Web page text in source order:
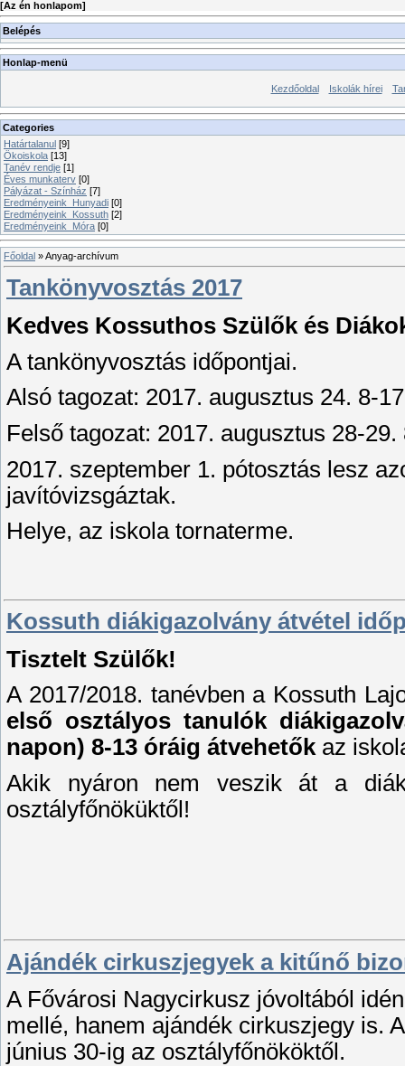
[Az én honlapom]
Belépés
Honlap-menü
Kezdőoldal Iskolák hírei
Categories
Határtalanul [9]
Ökoiskola [13]
Tanév rendje [1]
Éves munkaterv [0]
Pályázat - Színház [7]
Eredményeink_Hunyadi [0]
Eredményeink_Kossuth [2]
Eredményeink_Móra [0]
Főoldal »Anyag-archívum
Tankönyvosztás 2017
Kedves Kossuthos Szülők és
A tankönyvosztás időpontjai.
Alsó tagozat: 2017. augusztus 24. 8-
Felső tagozat: 2017. augusztus 28-
2017. szeptember 1. pótosztás lesz
javítóvizsgáztak.
Helye, az iskola tornaterme.
Kossuth diákigazolvány átvétel
Tisztelt Szülők!
A 2017/2018. tanévben a Kossuth
első osztályos tanulók
napon) 8-13 óráig átvehetők az
Akik nyáron nem veszik át a
osztályfőnöküktől!
Ajándék cirkuszjegyek a kitűnő
A Fővárosi Nagycirkusz jóvoltából
mellé, hanem ajándék cirkuszjegy is.
június 30-ig az osztályfőnököktől.